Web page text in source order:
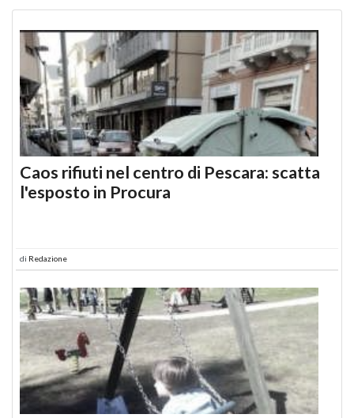
Caos rifiuti nel centro di Pescara: scatta
l'esposto in Procura
di Redazione